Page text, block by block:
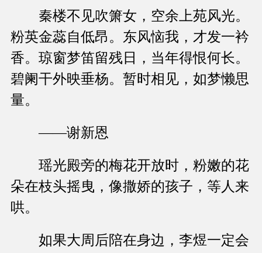
秦楼不见吹箫女，空余上苑风光。
粉英金蕊自低昂。东风恼我，才发一衿
香。琼窗梦笛留残日，当年得恨何长。
碧阑干外映垂杨。暂时相见，如梦懒思
量。
——谢新恩
瑶光殿旁的梅花开放时，粉嫩的花
朵在枝头摇曳，像撒娇的孩子，等人来
哄。
如果大周后陪在身边，李煜一定会